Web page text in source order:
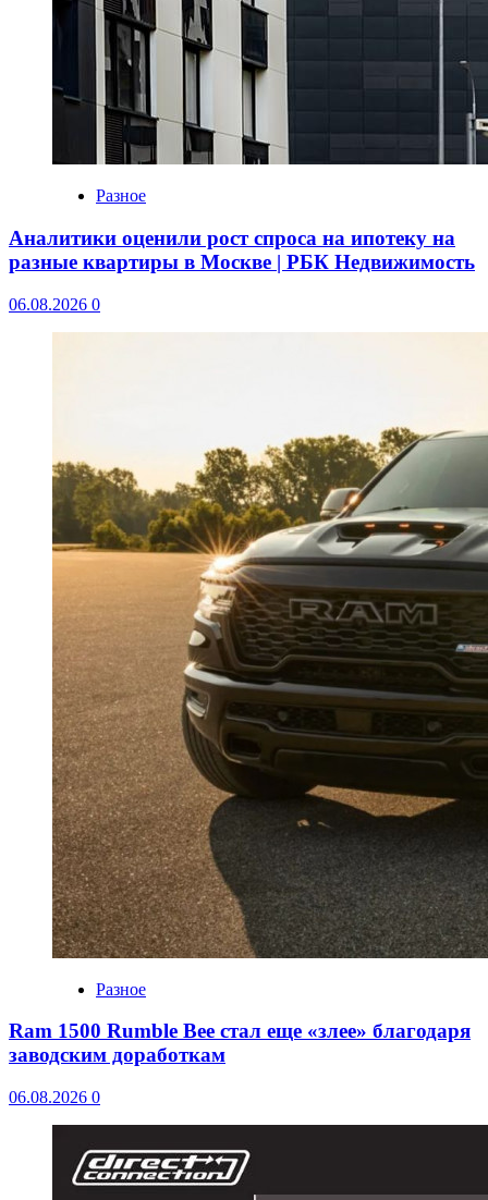
Разное
Аналитики оценили рост спроса на ипотеку на
разные квартиры в Москве | РБК Недвижимость
06.08.2026 0
Разное
Ram 1500 Rumble Bee стал еще «злее» благодаря
заводским доработкам
06.08.2026 0